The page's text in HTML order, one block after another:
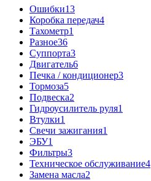
Ошибки13
Коробка передач4
Тахометр1
Разное36
Cуппорта3
Двигатель6
Печка / кондиционер3
Тормоза5
Подвеска2
Гидроусилитель руля1
Втулки1
Свечи зажигания1
ЭБУ1
Фильтры3
Техническое обслуживание4
Замена масла2